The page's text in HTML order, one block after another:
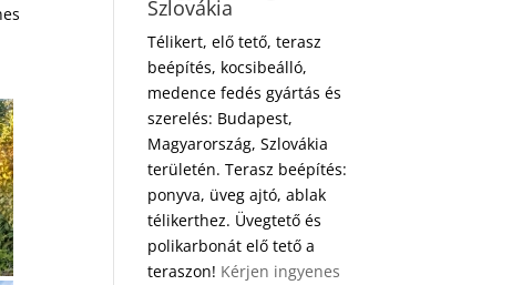
Szlovákia
Télikert, elő tető, terasz
beépítés, kocsibeálló,
medence fedés gyártás és
szerelés: Budapest,
Magyarország, Szlovákia
területén. Terasz beépítés:
ponyva, üveg ajtó, ablak
télikerthez. Üvegtető és
polikarbonát elő tető a
teraszon! Kérjen ingyenes